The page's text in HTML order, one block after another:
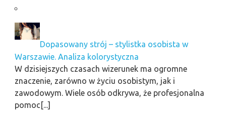
Dopasowany strój – stylistka osobista w
Warszawie. Analiza kolorystyczna
W dzisiejszych czasach wizerunek ma ogromne
znaczenie, zarówno w życiu osobistym, jak i
zawodowym. Wiele osób odkrywa, że profesjonalna
pomoc[...]